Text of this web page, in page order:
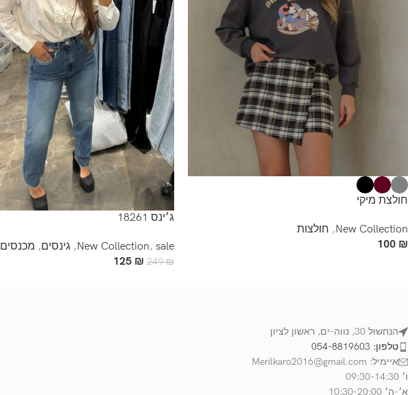
חולצת מיקי
New Collection
, חולצות
100 ₪
ג׳ינס 18261
New Collection, sale
, גינסים, מכנסים
249₪
125 ₪
הנחשול 30, נווה-ים, ראשון לציון
טלפון: 054-8819603
איימיל: Merilkaro2016@gmail.com
ו׳ 09:30-14:30
א׳-ה׳ 10:30-20:00